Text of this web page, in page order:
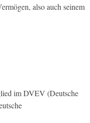
also auch seinem
im DVEV (Deutsche